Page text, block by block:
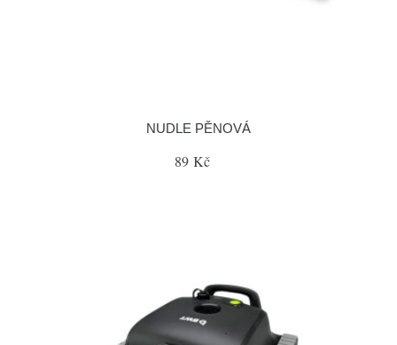
NUDLE PĚNOVÁ
89 Kč